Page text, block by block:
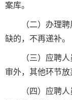
案库。
（二）办理
缺的，不再递补。
（三）应聘
审外，其他环节放
（四）应聘